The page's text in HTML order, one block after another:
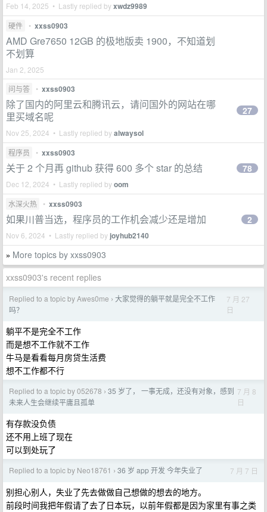
Feb 14, 2025 • Lastly replied byxwdz9989
硬件 • xxss0903
AMD Gre7650 12GB 的极地版卖 1900，不知道划
不划算
Jan 2, 2025
问与答
• xxss0903
除了国内的阿里云和腾讯云，请问国外的网站在哪
里买域名呢
Nov 25, 2024 • Lastly replied byalwaysol
27
程序员 • xxss0903
关于 2 个月再 github 获得 600 多个 star 的总结
Dec 12, 2024 • Lastly replied byoom
78
水深火热 • xxss0903
如果川普当选，程序员的工作机会减少还是增加
Nov 6, 2024 • Lastly replied by joyhub2140
2
» More topics by xxss0903
xxss0903's recent replies
Replied to a topic by Awes0me › 大家觉得的躺平就是完全不工作
吗？
7 月 27
日
躺平不是完全不工作
而是想不工作就不工作
牛马是看看每月房贷生活费
想不工作都不行
Replied to a topic by 052678 › 35 岁了， 一事无成，还没有对象，感到
未来人生会继续平庸且孤单
7 月 8
日
有存款没负债
还不用上班了现在
可以到处玩了
Replied to a topic by Neo18761 › 36 岁 app 开发 今年失业了 7 月 7 日
别担心别人，失业了先去做做自己想做的想去的地方。
前段时间我把年假请了去了日本玩，以前年假都是因为家里有事之类